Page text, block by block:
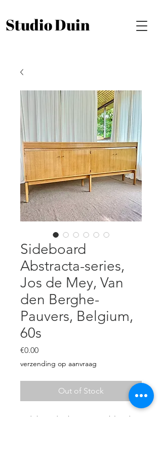
Studio Duin
Sideboard
Abstracta-series,
Jos de Mey, Van
den Berghe-
Pauvers, Belgium,
60s
€0.00Price
verzending op aanvraag
Out of Stock
Sideboard ‘Abstracta’ in blonde